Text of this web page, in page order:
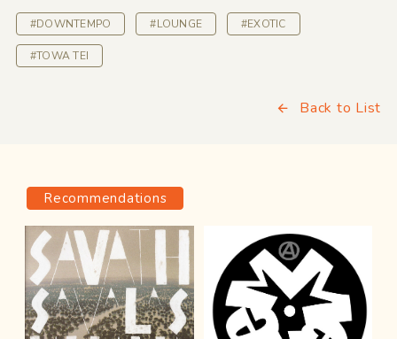
#DOWNTEMPO #LOUNGE #EXOTIC
#TOWA TEI
Back to List
Recommendations